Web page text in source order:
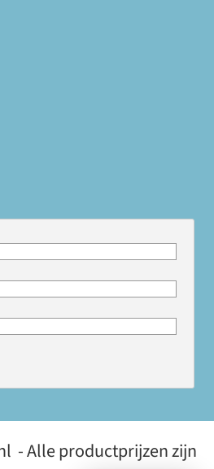
- Alle productprijzen zijn